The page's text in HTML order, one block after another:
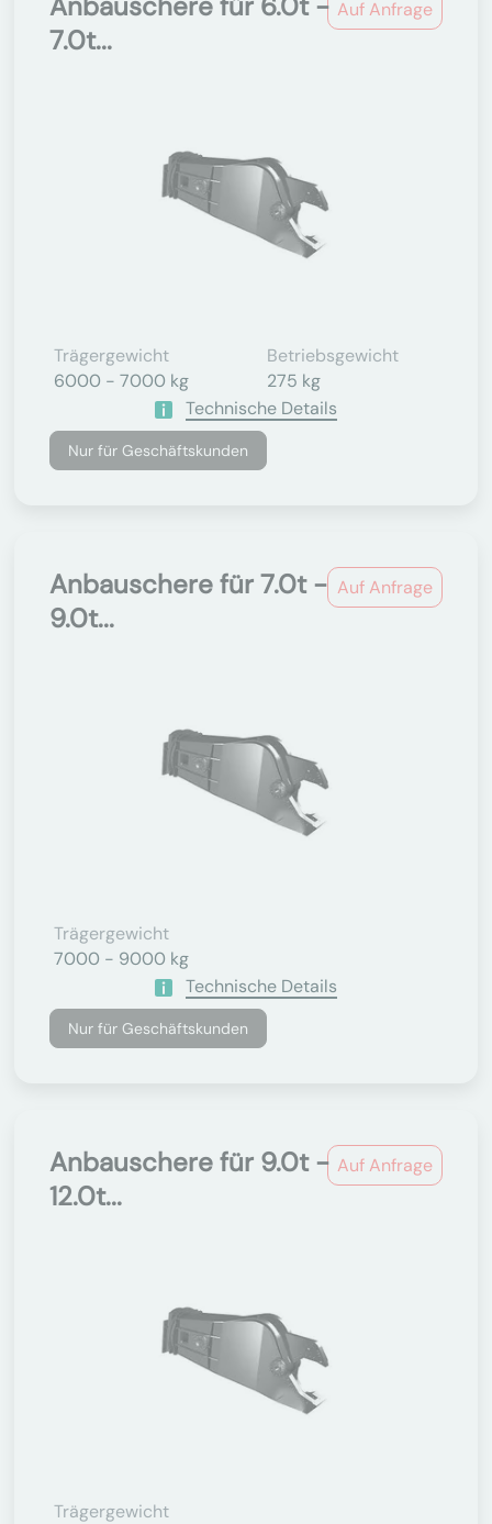
Auf Anfrage
7.0t...
Trägergewicht
6000 - 7000 kg
Betriebsgewicht
275 kg
Technische Details
Nur für Geschäftskunden
Auf Anfrage
Anbauschere für 7.0t -
9.0t...
Trägergewicht
7000 - 9000 kg
Technische Details
Nur für Geschäftskunden
Auf Anfrage
Anbauschere für 9.0t -
12.0t...
Trägergewicht